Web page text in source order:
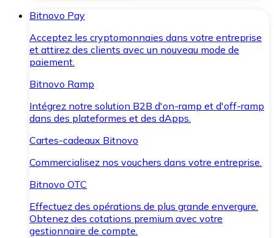
Bitnovo Pay
Acceptez les cryptomonnaies dans votre entreprise
et attirez des clients avec un nouveau mode de
paiement.
Bitnovo Ramp
Intégrez notre solution B2B d'on-ramp et d'off-ramp
dans des plateformes et des dApps.
Cartes-cadeaux Bitnovo
Commercialisez nos vouchers dans votre entreprise.
Bitnovo OTC
Effectuez des opérations de plus grande envergure.
Obtenez des cotations premium avec votre
gestionnaire de compte.